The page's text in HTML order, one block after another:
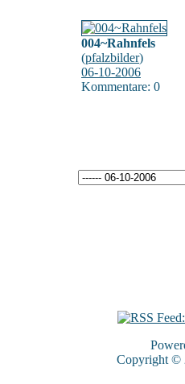
004~Rahnfels
(pfalzbilder)
06-10-2006
Kommentare: 0
Copyright ©